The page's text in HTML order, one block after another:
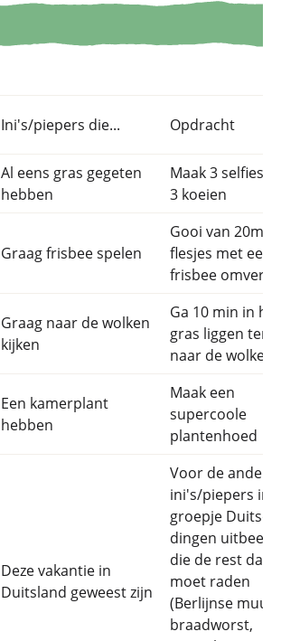
Ini's/piepers die... Opdracht
Al eens gras gegeten
hebben
Maak 3 selfies
3 koeien
Graag frisbee spelen
Gooi van 20m
flesjes met een
frisbee omver
Graag naar de wolken
kijken
Ga 10 min in het
gras liggen
naar de wolken
Een kamerplant
hebben
Maak een
supercoole
plantenhoed
Deze vakantie in
Duitsland geweest zijn
Voor de andere
ini's/piepers in
groepje Duitse
dingen
die de rest dan
moet raden
(Berlijnse muur,
braadworst,